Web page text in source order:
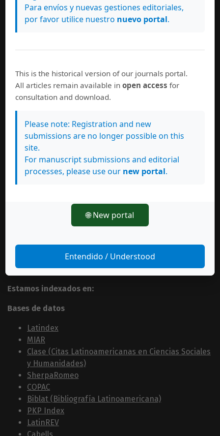
Estamos indexados en:
Bases de datos
Latindex
MIAR
Clase (Citas Latinoamericanas en Ciencias Sociales
y Humanidades)
SherpaRomeo
COPAC
Biblat (Bibliografía Latinoamericana)
PKP Index
LatinREV
Para envíos y nuevas gestiones editoriales,
por favor utilice nuestro nuevo portal.
This is the historical version of our journals portal.
All articles remain available inopen access for
consultation and download.
Please note: Registration and new
submissions are no longer possible on this
site.
For manuscript submissions and editorial
processes, please use our new portal.
🌐 New portal
Entendido / Understood